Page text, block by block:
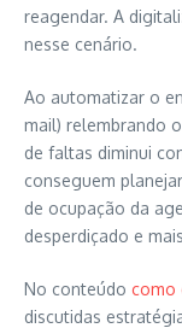
reagendar. A
nesse cenário.
Ao automatizar o
mail) relembrando
de faltas diminui
conseguem
de ocupação da
desperdiçado e
No conteúdo como
discutidas